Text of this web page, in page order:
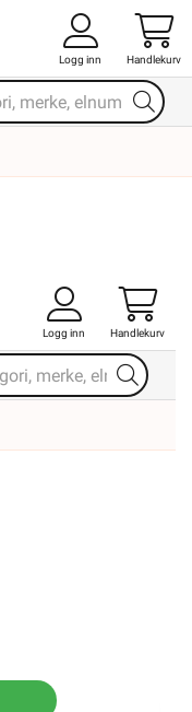
Logg inn Handlekurv
Logg inn Handlekurv